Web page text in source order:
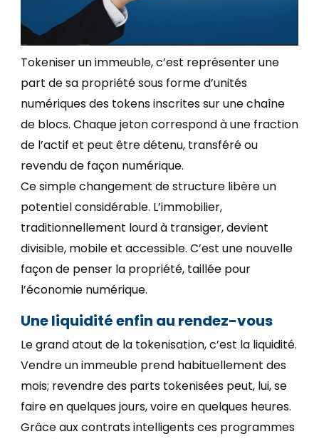
Tokeniser un immeuble, c’est représenter une
part de sa propriété sous forme d’unités
numériques des tokens inscrites sur une chaîne
de blocs. Chaque jeton correspond à une fraction
de l’actif et peut être détenu, transféré ou
revendu de façon numérique.
Ce simple changement de structure libère un
potentiel considérable. L’immobilier,
traditionnellement lourd à transiger, devient
divisible, mobile et accessible. C’est une nouvelle
façon de penser la propriété, taillée pour
l’économie numérique.
Une liquidité enfin au rendez-vous
Le grand atout de la tokenisation, c’est la liquidité.
Vendre un immeuble prend habituellement des
mois; revendre des parts tokenisées peut, lui, se
faire en quelques jours, voire en quelques heures.
Grâce aux contrats intelligents ces programmes